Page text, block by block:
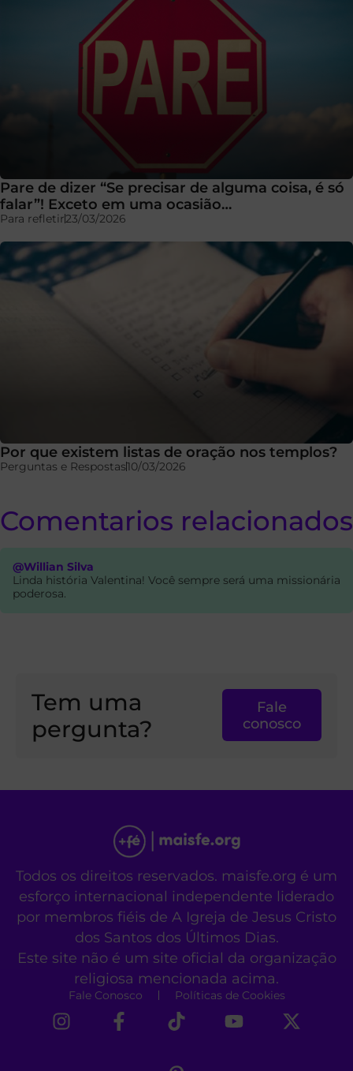
Pare de dizer “Se precisar de alguma coisa, é só
falar”! Exceto em uma ocasião…
Para refletir23/03/2026
Por que existem listas de oração nos templos?
Perguntas e Respostas10/03/2026
Comentarios relacionados
@Willian Silva
Linda história Valentina! Você sempre será uma missionária
poderosa.
Tem uma
pergunta?
Fale
conosco
Todos os direitos reservados. maisfe.org é um
esforço internacional independente liderado
por membros fiéis de A Igreja de Jesus Cristo
dos Santos dos Últimos Dias.
Este site não é um site oficial da organização
religiosa mencionada acima.
Fale Conosco Políticas de Cookies